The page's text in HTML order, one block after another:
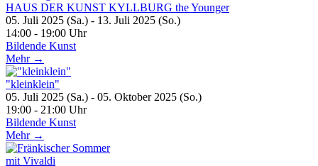
HAUS DER KUNST KYLLBURG the Younger
05. Juli 2025 (Sa.) - 13. Juli 2025 (So.)
14:00 - 19:00 Uhr
Bildende Kunst
Mehr →
"kleinklein"
05. Juli 2025 (Sa.) - 05. Oktober 2025 (So.)
19:00 - 21:00 Uhr
Bildende Kunst
Mehr →